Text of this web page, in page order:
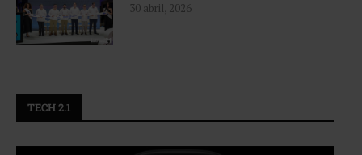
30 abril, 2026
TECH 2.1